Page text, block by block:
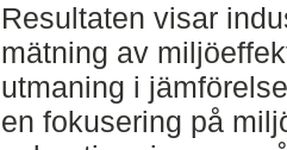
Resultaten visar
mätning av
utmaning i
en fokusering på